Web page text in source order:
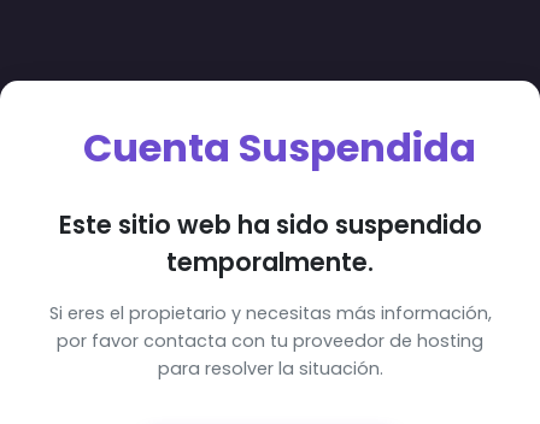
Cuenta Suspendida
Este sitio web ha sido suspendido
temporalmente.
Si eres el propietario y necesitas más información,
por favor contacta con tu proveedor de hosting
para resolver la situación.